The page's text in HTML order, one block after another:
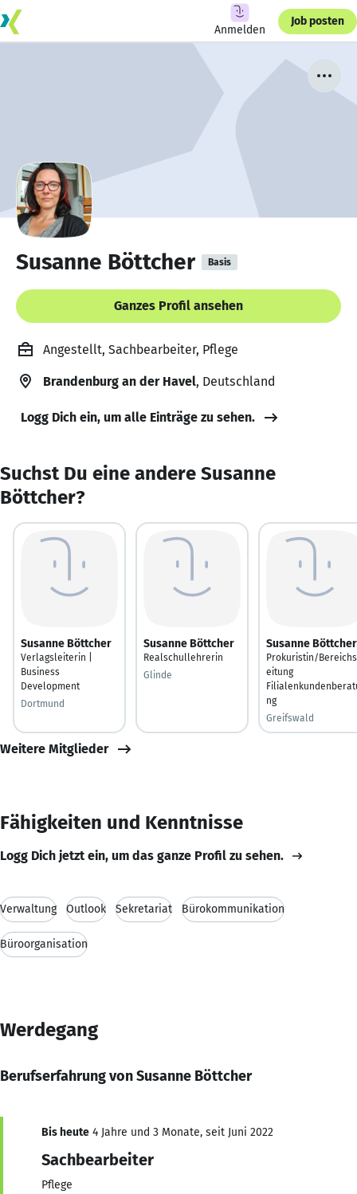
Anmelden
Job posten
Susanne Böttcher Basis
Ganzes Profil ansehen
Angestellt, Sachbearbeiter, Pflege
Brandenburg an der Havel, Deutschland
Logg Dich ein, um alle Einträge zu sehen.
Suchst Du eine andere Susanne
Böttcher?
Susanne Böttcher
Verlagsleiterin |
Business
Development
Dortmund
Susanne Böttcher
Realschullehrerin
Glinde
Susanne Böttcher
Prokuristin/
eitung
ng
Greifswald
Weitere Mitglieder
Fähigkeiten und Kenntnisse
Logg Dich jetzt ein, um das ganze Profil zu sehen.
Verwaltung Outlook Sekretariat Bürokommunikation
Büroorganisation
Werdegang
Berufserfahrung von Susanne Böttcher
Bis heute 4 Jahre und 3 Monate, seit Juni 2022
Sachbearbeiter
Pflege